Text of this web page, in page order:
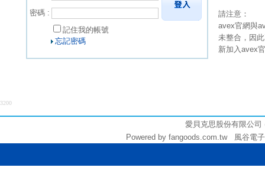
密碼 :
記住我的帳號
忘記密碼
請注意：
avex官網與
未整合，因
新加入avex
3200
愛貝克思股份有限公
Powered by fangoods.com.tw 風谷電子商